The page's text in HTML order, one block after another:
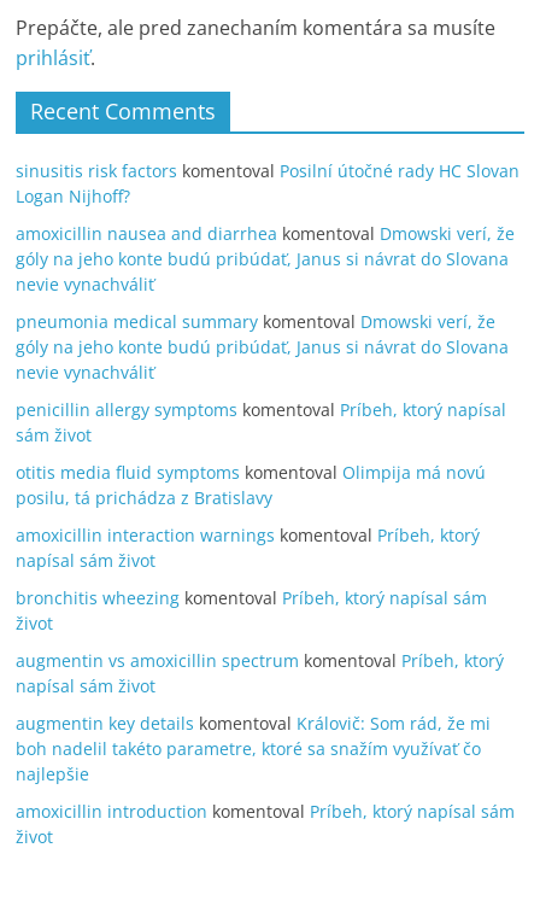
Prepáčte, ale pred zanechaním komentára sa musíte
prihlásiť.
Recent Comments
sinusitis risk factors komentoval Posilní útočné rady HC Slovan
Logan Nijhoff?
amoxicillin nausea and diarrhea komentoval Dmowski verí, že
góly na jeho konte budú pribúdať, Janus si návrat do Slovana
nevie vynachváliť
pneumonia medical summary komentoval Dmowski verí, že
góly na jeho konte budú pribúdať, Janus si návrat do Slovana
nevie vynachváliť
penicillin allergy symptoms komentoval Príbeh, ktorý napísal
sám život
otitis media fluid symptoms komentoval Olimpija má novú
posilu, tá prichádza z Bratislavy
amoxicillin interaction warnings komentoval Príbeh, ktorý
napísal sám život
bronchitis wheezing komentoval Príbeh, ktorý napísal sám
život
augmentin vs amoxicillin spectrum komentoval Príbeh, ktorý
napísal sám život
augmentin key details komentoval Královič: Som rád, že mi
boh nadelil takéto parametre, ktoré sa snažím využívať čo
najlepšie
amoxicillin introduction komentoval Príbeh, ktorý napísal sám
život